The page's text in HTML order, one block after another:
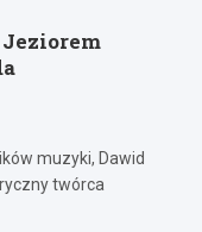
muzyki, Dawid
twórca